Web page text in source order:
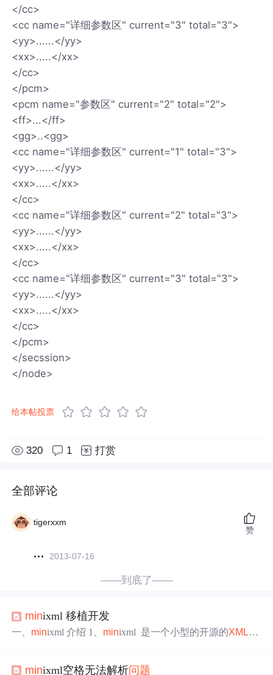
</cc>
<cc name="详细参数区" current="3" total="3">
<yy>......</yy>
<xx>.....</xx>
</cc>
</pcm>
<pcm name="参数区" current="2" total="2">
<ff>...</ff>
<gg>..<gg>
<cc name="详细参数区" current="1" total="3">
<yy>......</yy>
<xx>.....</xx>
</cc>
<cc name="详细参数区" current="2" total="3">
<yy>......</yy>
<xx>.....</xx>
</cc>
<cc name="详细参数区" current="3" total="3">
<yy>......</yy>
<xx>.....</xx>
</cc>
</pcm>
</secssion>
</node>
给本帖投票
320 1 打赏
全部评论
tigerxxm
2013-07-16
赞
——到底了——
minixml 移植开发
一、 minixml 介绍 1、 minixml 是一个小型的开源的XML解
二、移植minixml 库 1、解压到linux 下 tar mxml-2.10.tar.gz -
minixml空格无法解析问题